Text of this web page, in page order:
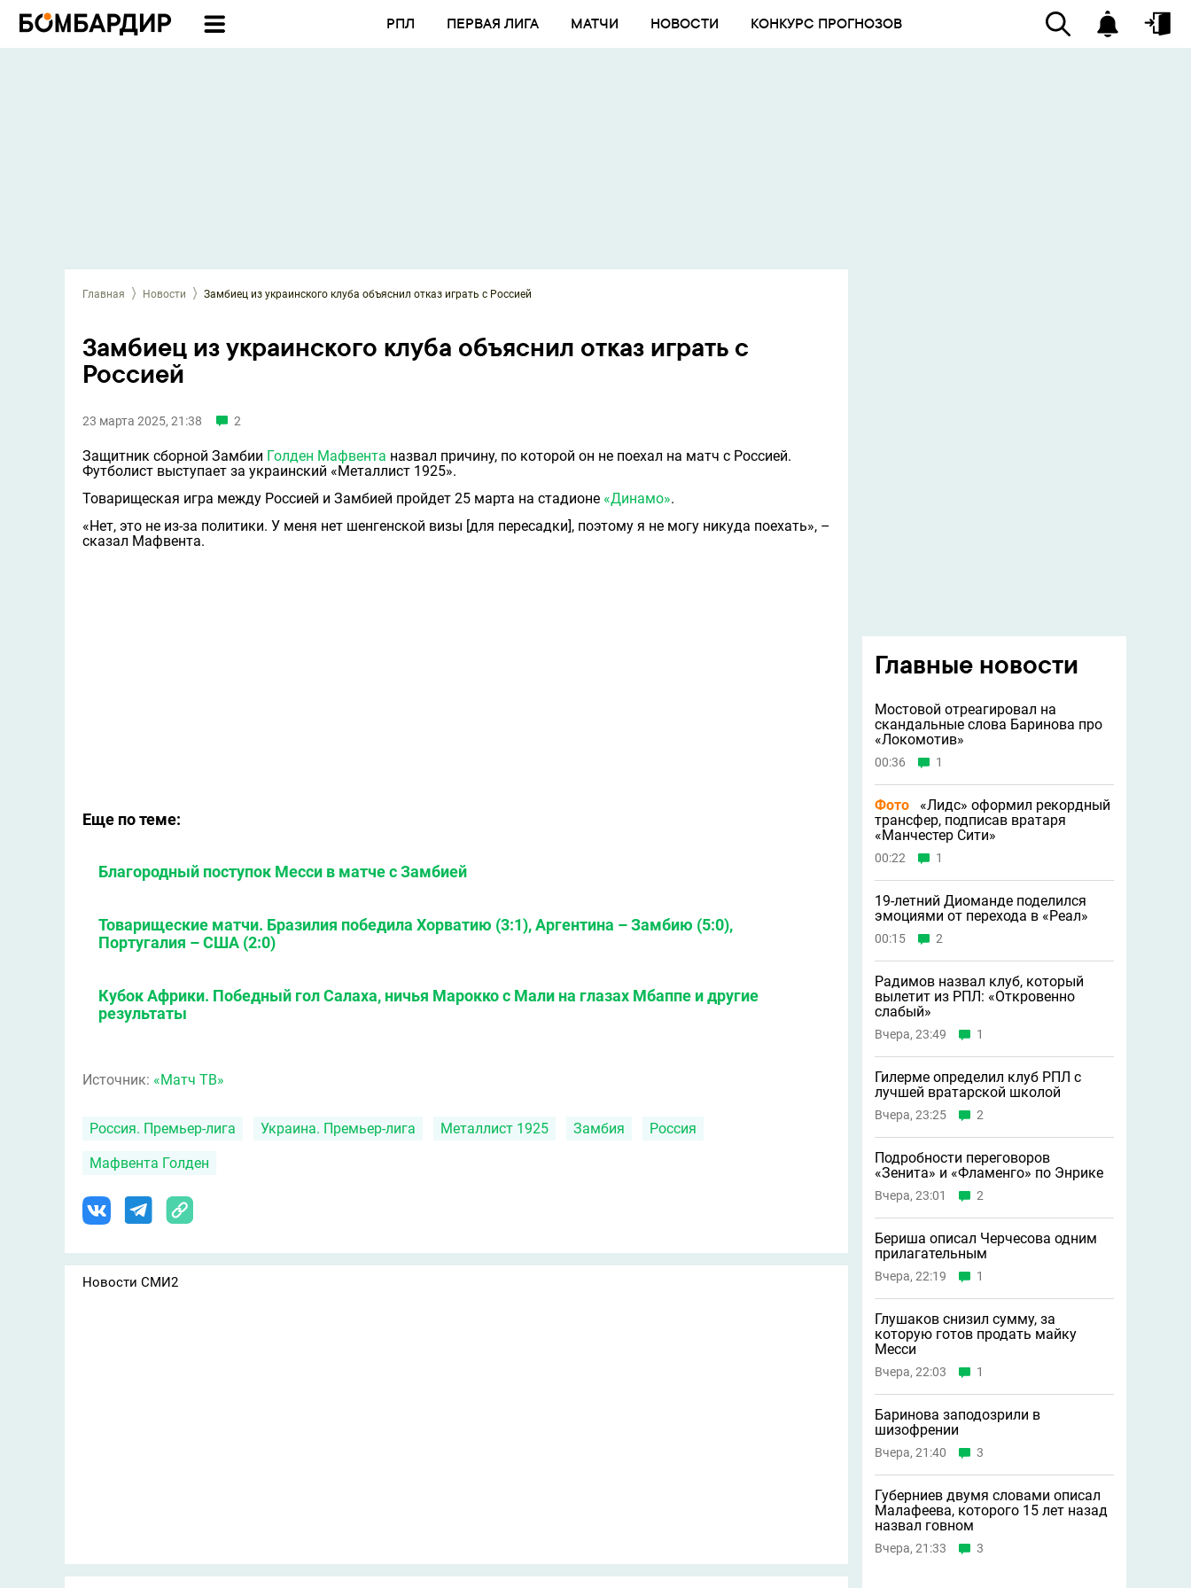
РПЛ ПЕРВАЯ ЛИГА МАТЧИ НОВОСТИ КОНКУРС ПРОГНОЗОВ
Главная Новости Замбиец из украинского клуба объяснил отказ играть с Россией
Замбиец из украинского клуба объяснил отказ играть с
Россией
23 марта 2025, 21:38 2
Защитник сборной Замбии Голден Мафвента назвал причину, по которой он не поехал на матч с Россией.
Футболист выступает за украинский «Металлист 1925».
Товарищеская игра между Россией и Замбией пройдет 25 марта на стадионе «Динамо».
«Нет, это не из‑за политики. У меня нет шенгенской визы [для пересадки], поэтому я не могу никуда поехать», –
сказал Мафвента.
Еще по теме:
Благородный поступок Месси в матче с Замбией
Товарищеские матчи. Бразилия победила Хорватию (3:1), Аргентина – Замбию (5:0),
Португалия – США (2:0)
Кубок Африки. Победный гол Салаха, ничья Марокко с Мали на глазах Мбаппе и другие
результаты
Источник: «Матч ТВ»
Россия. Премьер-лига Украина. Премьер-лига Металлист 1925 Замбия Россия
Мафвента Голден
Новости СМИ2
Главные новости
Мостовой отреагировал на
скандальные слова Баринова про
«Локомотив»
00:36 1
Фото
«Лидс» оформил рекордный
трансфер, подписав вратаря
«Манчестер Сити»
00:22 1
19-летний Диоманде поделился
эмоциями от перехода в «Реал»
00:15 2
Радимов назвал клуб, который
вылетит из РПЛ: «Откровенно
слабый»
Вчера, 23:49 1
Гилерме определил клуб РПЛ с
лучшей вратарской школой
Вчера, 23:25 2
Подробности переговоров
«Зенита» и «Фламенго» по Энрике
Вчера, 23:01 2
Бериша описал Черчесова одним
прилагательным
Вчера, 22:19 1
Глушаков снизил сумму, за
которую готов продать майку
Месси
Вчера, 22:03 1
Баринова заподозрили в
шизофрении
Вчера, 21:40 3
Губерниев двумя словами описал
Малафеева, которого 15 лет назад
назвал говном
Вчера, 21:33 3